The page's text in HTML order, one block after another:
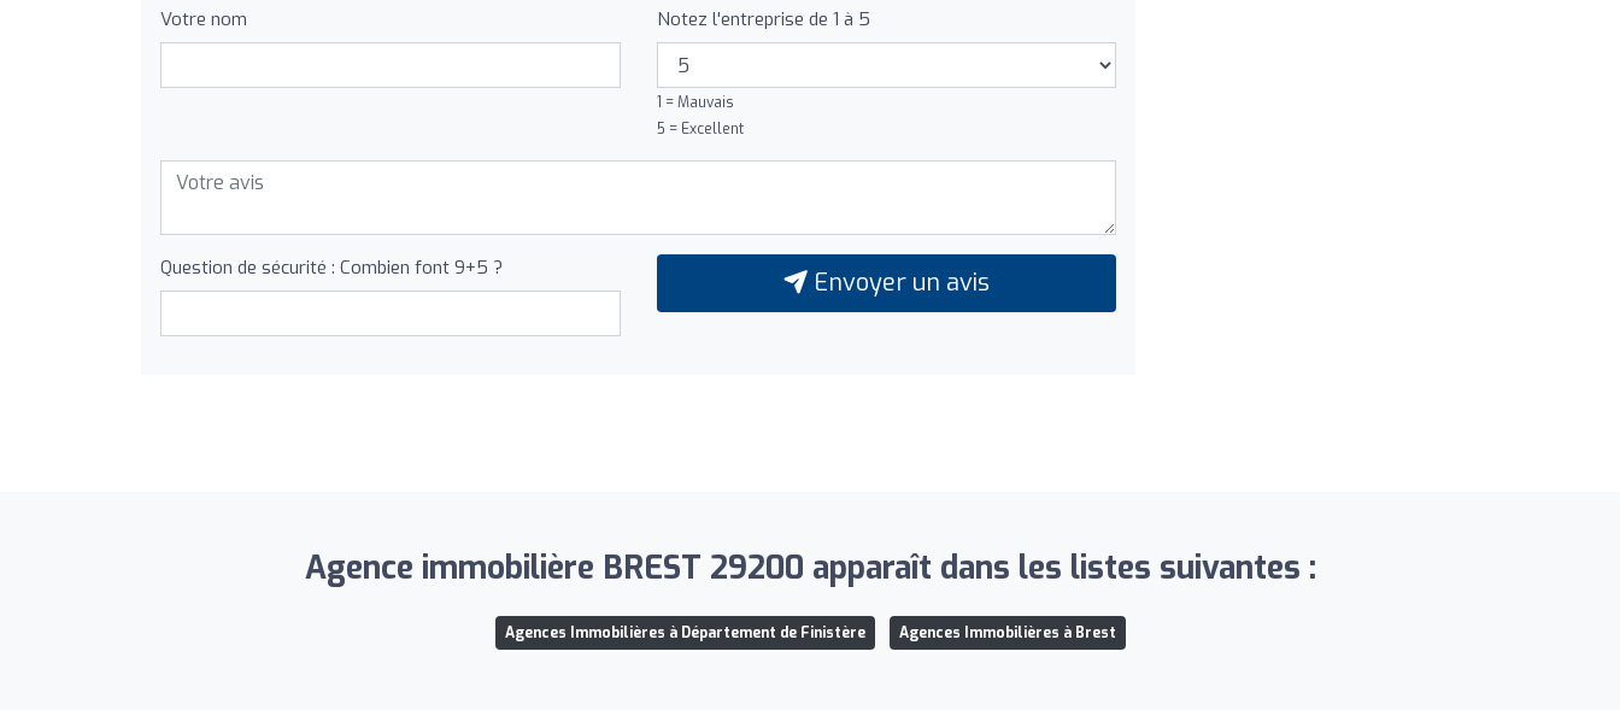
Votre nom Notez l'entreprise de 1 à 5
1 = Mauvais
5 = Excellent
Question de sécurité : Combien font 9+5 ? Envoyer un avis
Agence immobilière BREST 29200 apparaît dans les listes suivantes :
Agences Immobilières à Département de Finistère Agences Immobilières à Brest